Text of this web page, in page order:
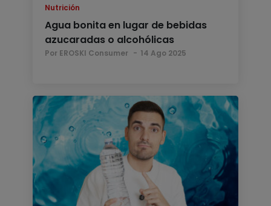
Nutrición
Agua bonita en lugar de bebidas
azucaradas o alcohólicas
Por EROSKI Consumer 14 Ago 2025